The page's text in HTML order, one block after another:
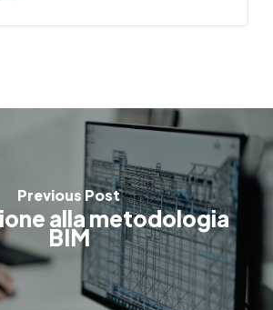
Previous Post
alla metodologia
BIM